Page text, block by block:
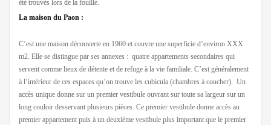
été trouvés lors de la fouille.
La maison du Paon :
C’est une maison découverte en 1960 et couvre une superficie d’environ XXX
m2. Elle se distingue par ses annexes : quatre appartements secondaires qui
servent comme lieux de détente et de refuge à la vie familiale. C’est généralement
à l’intérieur de ces espaces qu’on trouve les cubicula (chambres à coucher). Un
accès unique donne sur un premier vestibule ouvrant sur toute sa largeur sur un
long couloir desservant plusieurs pièces. Ce premier vestibule donne accès au
premier appartement puis à un deuxième vestibule plus important que le premier